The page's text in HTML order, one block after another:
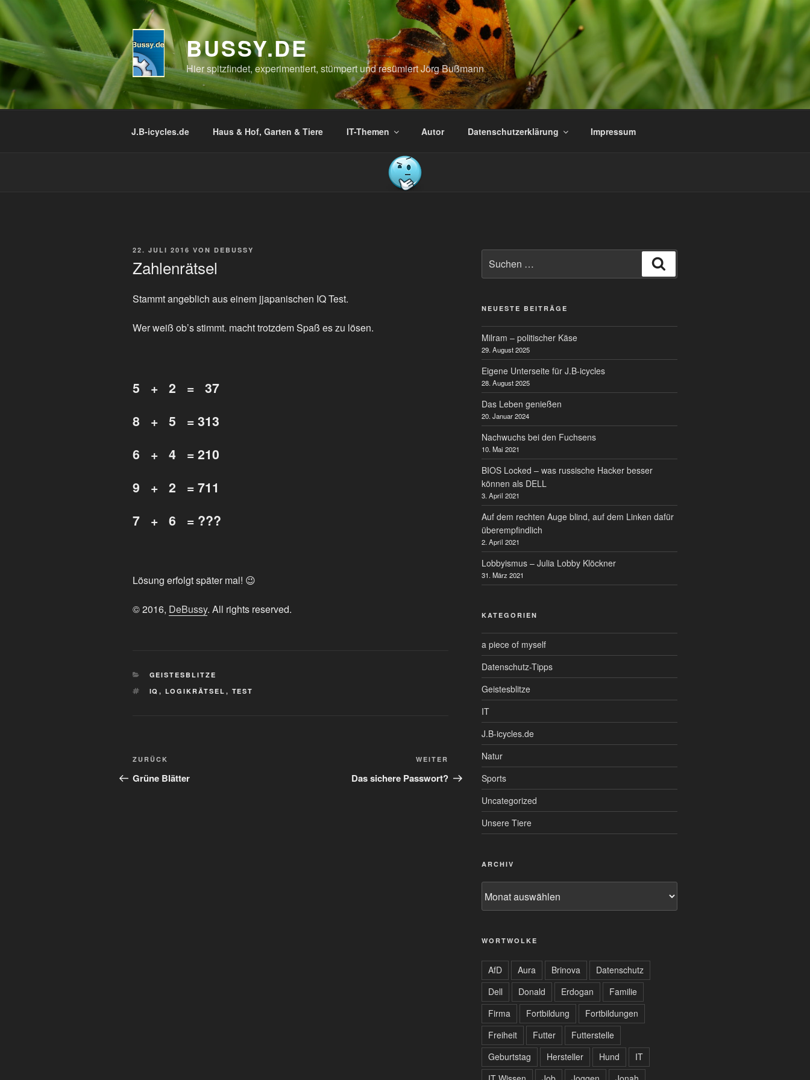
Zum
Inhalt
springen
BUSSY.DE
Hier spitzfindet, experimentiert, stümpert und resümiert Jörg Bußmann
J.B-icycles.de Haus & Hof, Garten & Tiere IT-Themen Autor Datenschutzerklärung Impressum
VERÖFFENTLICHT
22. JULI 2016 VON DEBUSSY
Zahlenrätsel
Stammt angeblich aus einem jjapanischen IQ Test.
Wer weiß ob’s stimmt. macht trotzdem Spaß es zu lösen.
5 + 2 = 37
8 + 5 = 313
6 + 4 = 210
9 + 2 = 711
7 + 6 = ???
Lösung erfolgt später mal! 😉
© 2016, DeBussy. All rights reserved.
KATEGORIEN
GEISTESBLITZE
SCHLAGWÖRTER
IQ , LOGIKRÄTSEL , TEST
Beitragsnavigation
Vorheriger
Beitrag
ZURÜCK
Grüne Blätter
Nächster
Beitrag
WEITER
Das sichere Passwort?
nach:
NEUESTE BEITRÄGE
Milram – politischer Käse
29. August 2025
Eigene Unterseite für J.B-icycles
28. August 2025
Das Leben genießen
20. Januar 2024
Nachwuchs bei den Fuchsens
10. Mai 2021
BIOS Locked – was russische Hacker besser
können als DELL
3. April 2021
Auf dem rechten Auge blind, auf dem Linken dafür
überempfindlich
2. April 2021
Lobbyismus – Julia Lobby Klöckner
31. März 2021
KATEGORIEN
a piece of myself
Datenschutz-Tipps
Geistesblitze
IT
J.B-icycles.de
Natur
Sports
Uncategorized
Unsere Tiere
ARCHIV
WORTWOLKE
AfD Aura Brinova
Datenschutz
Dell
Donald Erdogan
Familie
Firma
Fortbildung
Fortbildungen
Freiheit
Futter
Futterstelle
Geburtstag
Hersteller Hund
IT